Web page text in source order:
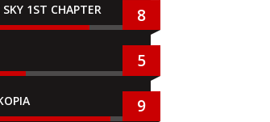
1ST CHAPTER 8
5
9